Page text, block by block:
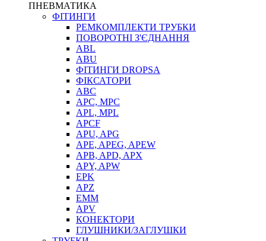
ПНЕВМАТИКА
ФІТИНГИ
РЕМКОМПЛЕКТИ ТРУБКИ
ПОВОРОТНІ З'ЄДНАННЯ
ABL
ABU
ФІТИНГИ DROPSA
ФІКСАТОРИ
ABC
APC, MPC
APL, MPL
APCF
APU, APG
APE, APEG, APEW
APB, APD, APX
APY, APW
EPK
APZ
EMM
APV
КОНЕКТОРИ
ГЛУШНИКИ/ЗАГЛУШКИ